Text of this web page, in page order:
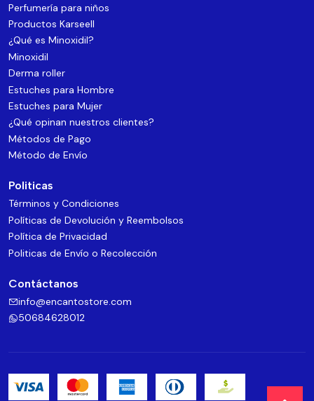
Perfumería para niños
Productos Karseell
¿Qué es Minoxidil?
Minoxidil
Derma roller
Estuches para Hombre
Estuches para Mujer
¿Qué opinan nuestros clientes?
Métodos de Pago
Método de Envío
Politicas
Términos y Condiciones
Políticas de Devolución y Reembolsos
Política de Privacidad
Politicas de Envío o Recolección
Contáctanos
info@encantostore.com
50684628012